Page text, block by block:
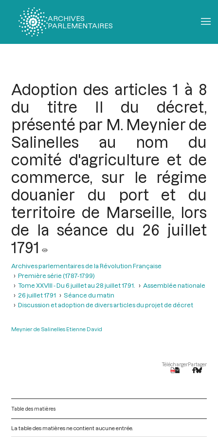
ARCHIVES
PARLEMENTAIRES
Adoption des articles 1 à 8
du titre II du décret,
présenté par M. Meynier de
Salinelles au nom du
comité d'agriculture et de
commerce, sur le régime
douanier du port et du
territoire de Marseille, lors
de la séance du 26 juillet
1791
Archives parlementaires de la Révolution Française
Première série (1787-1799)
Tome XXVIII - Du 6 juillet au 28 juillet 1791.
Assemblée nationale
26 juillet 1791
Séance du matin
Discussion et adoption de divers articles du projet de décret
Meynier de Salinelles Etienne David
TéléchargerPartager
Table des matières
La table des matières ne contient aucune entrée.